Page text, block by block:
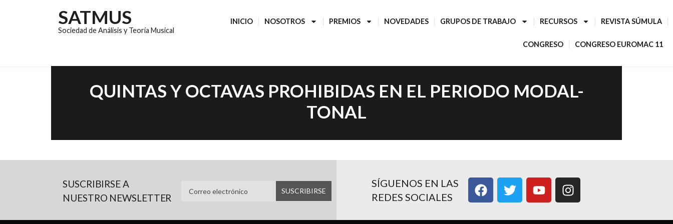
SATMUS
Sociedad de Análisis y Teoría Musical
INICIO NOSOTROS PREMIOS NOVEDADES GRUPOS DE TRABAJO RECURSOS REVISTA SÚMULA
CONGRESO CONGRESO EUROMAC 11
QUINTAS Y OCTAVAS PROHIBIDAS EN EL PERIODO MODAL-
TONAL
SUSCRIBIRSE A
NUESTRO NEWSLETTER
SÍGUENOS EN LAS
REDES SOCIALES